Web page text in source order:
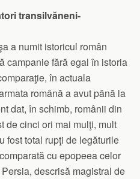
transilvăneni-
a numit istoricul român
campanie fără egal în istoria
în actuala
română a avut până la
dat, în schimb, românii din
de cinci ori mai mulţi, mult
fost total rupţi de legăturile
cu epopeea celor
descrisă magistral de